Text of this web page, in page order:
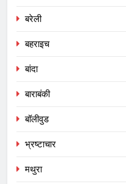
बरेली
बहराइच
बांदा
बाराबंकी
बॉलीवुड
भ्रष्टाचार
मथुरा